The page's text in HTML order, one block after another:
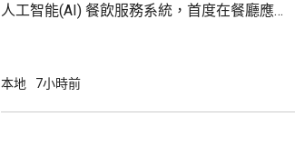
人工智能(AI) 餐飲服務系統，首度在餐廳應
話或英文對話，食客根據AI指示點餐，亦可讓
本地 7小時前